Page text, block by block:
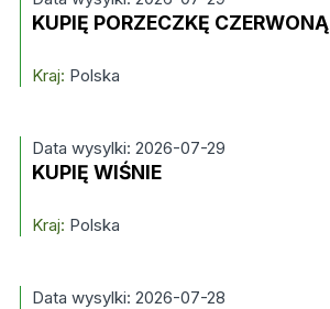
KUPIĘ PORZECZKĘ CZERWONĄ
Kraj: Polska
Data wysylki: 2026-07-29
KUPIĘ WIŚNIE
Kraj: Polska
Data wysylki: 2026-07-28